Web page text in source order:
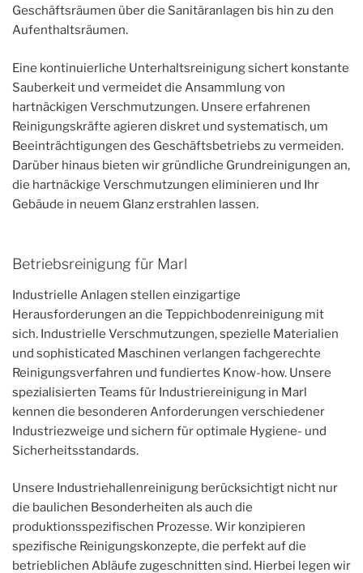
Geschäftsräumen über die Sanitäranlagen bis hin zu den
Aufenthaltsräumen.
Eine kontinuierliche Unterhaltsreinigung sichert konstante
Sauberkeit und vermeidet die Ansammlung von
hartnäckigen Verschmutzungen. Unsere erfahrenen
Reinigungskräfte agieren diskret und systematisch, um
Beeinträchtigungen des Geschäftsbetriebs zu vermeiden.
Darüber hinaus bieten wir gründliche Grundreinigungen an,
die hartnäckige Verschmutzungen eliminieren und Ihr
Gebäude in neuem Glanz erstrahlen lassen.
Betriebsreinigung für Marl
Industrielle Anlagen stellen einzigartige
Herausforderungen an die Teppichbodenreinigung mit
sich. Industrielle Verschmutzungen, spezielle Materialien
und sophisticated Maschinen verlangen fachgerechte
Reinigungsverfahren und fundiertes Know-how. Unsere
spezialisierten Teams für Industriereinigung in Marl
kennen die besonderen Anforderungen verschiedener
Industriezweige und sichern für optimale Hygiene- und
Sicherheitsstandards.
Unsere Industriehallenreinigung berücksichtigt nicht nur
die baulichen Besonderheiten als auch die
produktionsspezifischen Prozesse. Wir konzipieren
spezifische Reinigungskonzepte, die perfekt auf die
betrieblichen Abläufe zugeschnitten sind. Hierbei legen wir